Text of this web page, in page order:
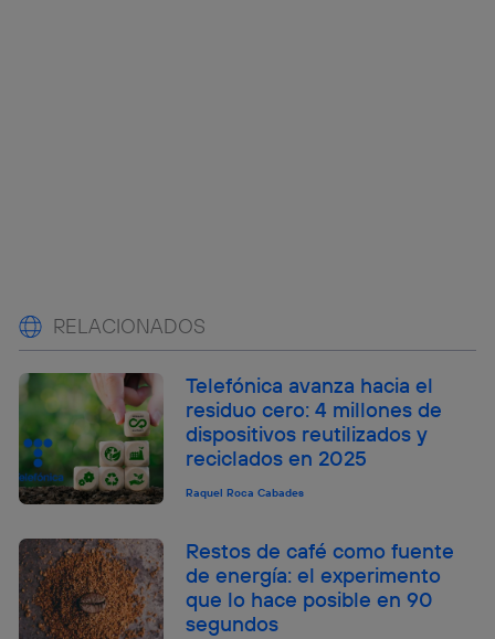
RELACIONADOS
Telefónica avanza hacia el
residuo cero: 4 millones de
dispositivos reutilizados y
reciclados en 2025
Raquel Roca Cabades
Restos de café como fuente
de energía: el experimento
que lo hace posible en 90
segundos